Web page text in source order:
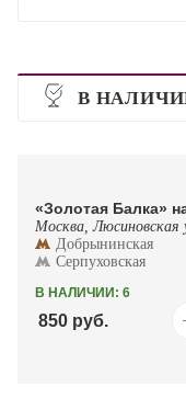
В
«Золотая Балка»
Москва, Люсиновская
Добрынинская
Серпуховская
В НАЛИЧИИ: 6
850 руб.